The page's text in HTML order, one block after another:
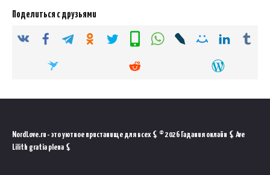
Поделиться с друзьями
NordLove.ru - это уютное пристанище для всех ⚸ © 2026 Гадания онлайн ⚸ Ave
Lilith gratia plena ⚸